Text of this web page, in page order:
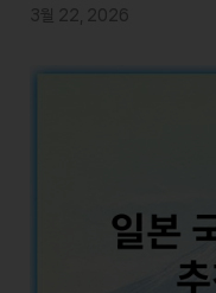
3월 22, 2026